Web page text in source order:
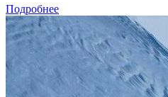
Подробнее